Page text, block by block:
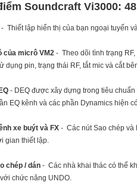
Soundcraft Vi3000: 48
- Thiết lập hiển thị của bạn ngoại tuyến
của micrô VM2 - Theo dõi tình trạng
dụng pin, trạng thái RF, tắt mic và cắt
- DEQ được xây dựng trong tiêu
EQ kênh và các phần Dynamics hiện
xe buýt và FX - Các nút Sao chép và
gian thiết lập.
chép / dán - Các nhà khai thác có thể
chức năng UNDO.